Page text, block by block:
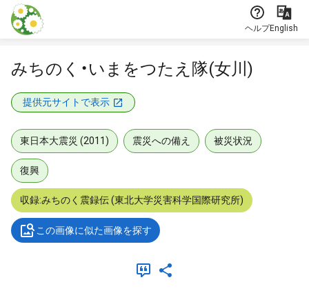
本文に飛ぶ
ヘルプEnglish
みちのく・いまをつたえ隊(女川)
提供元サイトで表示
東日本大震災 (2011) 震災への備え 被災状況
復興
収録:みちのく震録伝 (東北大学災害科学国際研究所)
この画像に似た画像を探す